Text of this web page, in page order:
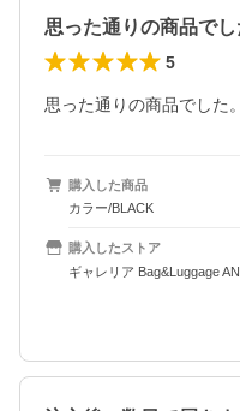
5
思った通りの商品でした
購入した商品
カラー/BLACK
購入したストア
ギャレリア Bag&Luggage